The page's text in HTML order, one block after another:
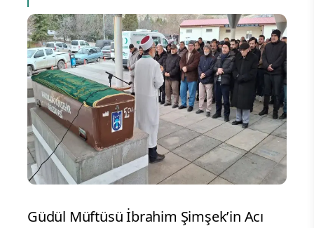
Güdül Müftüsü İbrahim Şimşek’in Acı